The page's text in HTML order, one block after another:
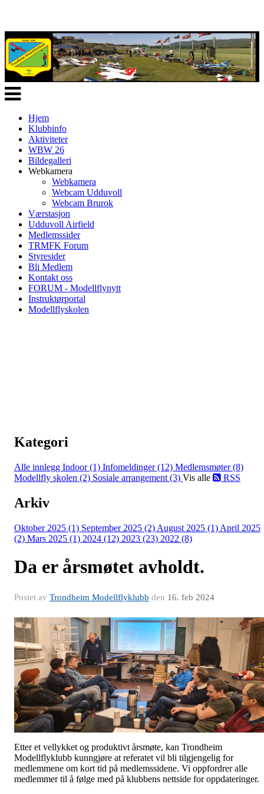
Veksle
navigasjon
Hjem
Klubbinfo
Aktiviteter
WBW 26
Bildegalleri
Webkamera
Webkamera
Webcam Udduvoll
Webcam Brurok
Værstasjon
Udduvoll Airfield
Medlemssider
TRMFK Forum
Styresider
Bli Medlem
Kontakt oss
FORUM - Modellflynytt
Instruktørportal
Modellflyskolen
Kategori
Alle innlegg Indoor (1) Infomeldinger (12) Medlemsmøter (8)
Modellfly skolen (2) Sosiale arrangement (3) Vis alle RSS
Arkiv
Oktober 2025 (1) September 2025 (2) August 2025 (1) April 2025
(2) Mars 2025 (1) 2024 (12) 2023 (23) 2022 (8)
Da er årsmøtet avholdt.
Postet av Trondheim Modellflyklubb den 16. feb 2024
Etter et vellykket og produktivt årsmøte, kan Trondheim
Modellflyklubb kunngjøre at referatet vil bli tilgjengelig for
medlemmene om kort tid på medlemssidene. Vi oppfordrer alle
medlemmer til å følge med på klubbens nettside for oppdateringer.